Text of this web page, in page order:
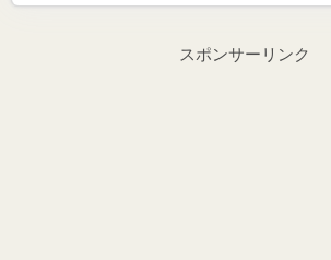
スポンサーリンク